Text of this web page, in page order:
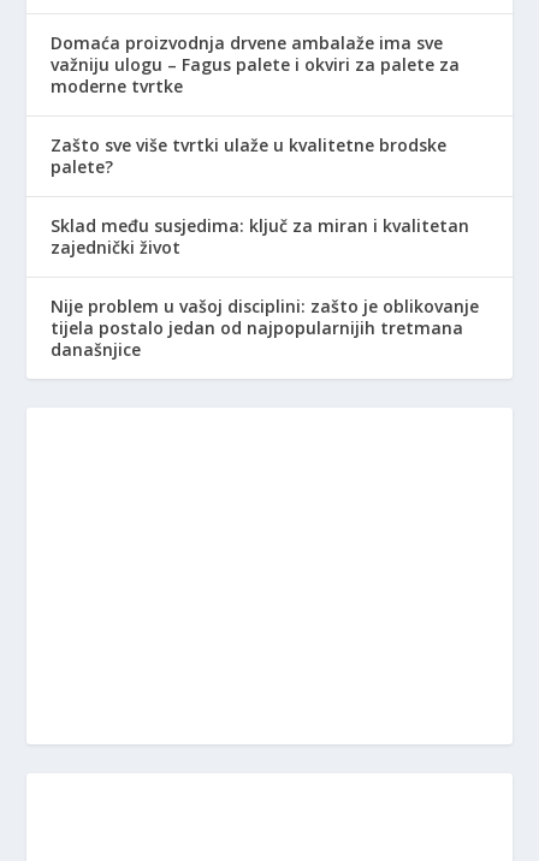
Domaća proizvodnja drvene ambalaže ima sve
važniju ulogu – Fagus palete i okviri za palete za
moderne tvrtke
Zašto sve više tvrtki ulaže u kvalitetne brodske
palete?
Sklad među susjedima: ključ za miran i kvalitetan
zajednički život
Nije problem u vašoj disciplini: zašto je oblikovanje
tijela postalo jedan od najpopularnijih tretmana
današnjice